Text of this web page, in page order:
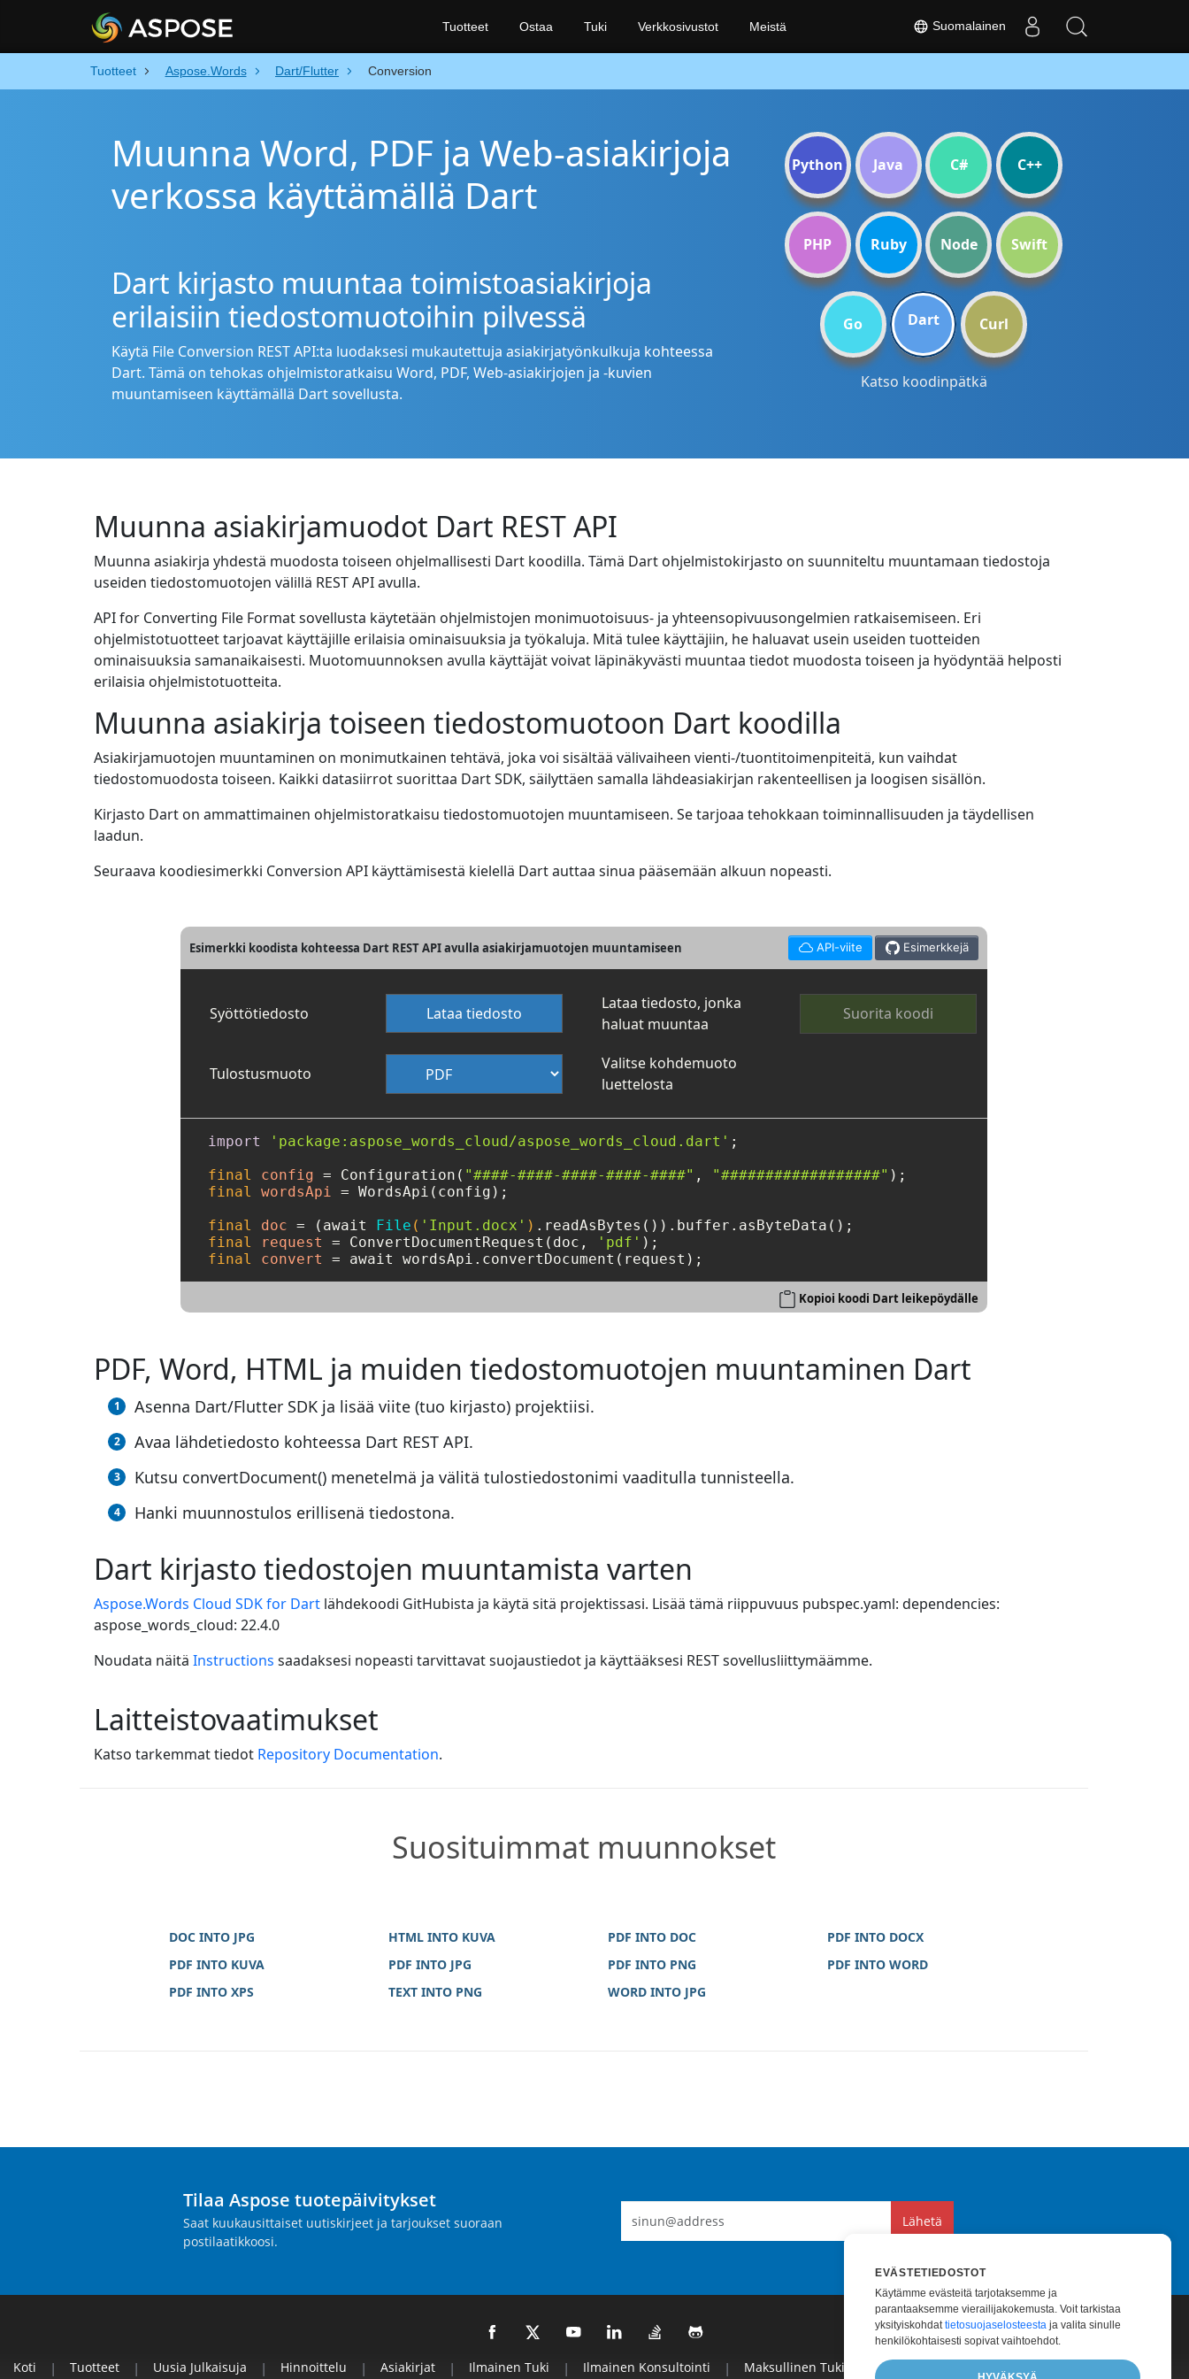
Tuotteet Aspose.Words Dart/Flutter Conversion
Muunna Word, PDF ja Web-asiakirjoja
verkossa käyttämällä Dart
Dart kirjasto muuntaa toimistoasiakirjoja
erilaisiin tiedostomuotoihin pilvessä
Käytä File Conversion REST API:ta luodaksesi mukautettuja asiakirjatyönkulkuja kohteessa
Dart. Tämä on tehokas ohjelmistoratkaisu Word, PDF, Web-asiakirjojen ja -kuvien
muuntamiseen käyttämällä Dart sovellusta.
Python Java C# C++
PHP Ruby Node Swift
Go Dart Curl
Katso koodinpätkä
Muunna asiakirjamuodot Dart REST API
Muunna asiakirja yhdestä muodosta toiseen ohjelmallisesti Dart koodilla. Tämä Dart ohjelmistokirjasto on suunniteltu muuntamaan tiedostoja
useiden tiedostomuotojen välillä REST API avulla.
API for Converting File Format sovellusta käytetään ohjelmistojen monimuotoisuus- ja yhteensopivuusongelmien ratkaisemiseen. Eri
ohjelmistotuotteet tarjoavat käyttäjille erilaisia ominaisuuksia ja työkaluja. Mitä tulee käyttäjiin, he haluavat usein useiden tuotteiden
ominaisuuksia samanaikaisesti. Muotomuunnoksen avulla käyttäjät voivat läpinäkyvästi muuntaa tiedot muodosta toiseen ja hyödyntää helposti
erilaisia ohjelmistotuotteita.
Muunna asiakirja toiseen tiedostomuotoon Dart koodilla
Asiakirjamuotojen muuntaminen on monimutkainen tehtävä, joka voi sisältää välivaiheen vienti-/tuontitoimenpiteitä, kun vaihdat
tiedostomuodosta toiseen. Kaikki datasiirrot suorittaa Dart SDK, säilyttäen samalla lähdeasiakirjan rakenteellisen ja loogisen sisällön.
Kirjasto Dart on ammattimainen ohjelmistoratkaisu tiedostomuotojen muuntamiseen. Se tarjoaa tehokkaan toiminnallisuuden ja täydellisen
laadun.
Seuraava koodiesimerkki Conversion API käyttämisestä kielellä Dart auttaa sinua pääsemään alkuun nopeasti.
Esimerkki koodista kohteessa Dart REST API avulla asiakirjamuotojen muuntamiseen API-viite Esimerkkejä
Syöttötiedosto Lataa tiedosto
Lataa tiedosto, jonka
haluat muuntaa
Suorita koodi
Tulostusmuoto
Valitse kohdemuoto
luettelosta
import 'package:aspose_words_cloud/aspose_words_cloud.dart' ;
final
config = Configuration( "####-####-####-####-####" , "##################"
final
wordsApi = WordsApi(config);
final
doc = (await File ( 'Input.docx' )
final
request = ConvertDocumentRequest(doc, 'pdf'
final
convert = await wordsApi.convertDocument(request);
Kopioi koodi Dart leikepöydälle
PDF, Word, HTML ja muiden tiedostomuotojen muuntaminen Dart
Asenna Dart/Flutter SDK ja lisää viite (tuo kirjasto) projektiisi.
Avaa lähdetiedosto kohteessa Dart REST API.
Kutsu convertDocument() menetelmä ja välitä tulostiedostonimi vaaditulla tunnisteella.
Hanki muunnostulos erillisenä tiedostona.
Dart kirjasto tiedostojen muuntamista varten
Aspose.Words Cloud SDK for Dart lähdekoodi GitHubista ja käytä sitä projektissasi. Lisää tämä riippuvuus pubspec.yaml: dependencies:
aspose_words_cloud: 22.4.0
Noudata näitä Instructions saadaksesi nopeasti tarvittavat suojaustiedot ja käyttääksesi REST sovellusliittymäämme.
Laitteistovaatimukset
Katso tarkemmat tiedot Repository Documentation.
Suosituimmat muunnokset
DOC INTO JPG HTML INTO KUVA PDF INTO DOC
PDF INTO DOCX
PDF INTO KUVA
PDF INTO JPG PDF INTO PNG
PDF INTO WORD
PDF INTO XPS
TEXT INTO PNG WORD INTO JPG
Suomalainen
Tuotteet Ostaa Tuki Verkkosivustot Meistä
Tilaa Aspose tuotepäivitykset
Saat kuukausittaiset uutiskirjeet ja tarjoukset suoraan
postilaatikkoosi.
Lähetä
Koti | Tuotteet | Uusia Julkaisuja | Hinnoittelu | Asiakirjat | Ilmainen Tuki | Ilmainen Konsultointi | Maksullinen Tuki Maksullinen Konsultointi
EVÄSTETIEDOSTOT
Käytämme evästeitä tarjotaksemme ja
parantaaksemme vierailijakokemusta. Voit tarkistaa
yksityiskohdattietosuojaselosteesta ja valita sinulle
henkilökohtaisesti sopivat vaihtoehdot.